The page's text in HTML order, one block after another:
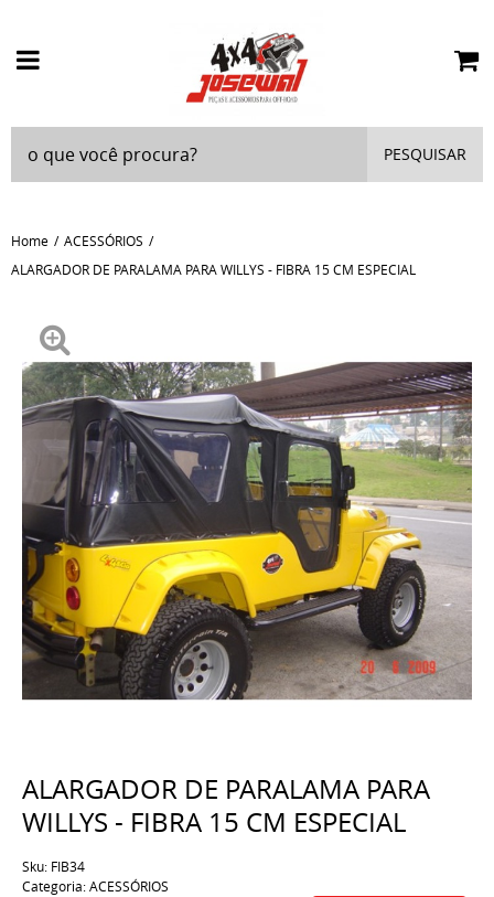
PESQUISAR
Home
ACESSÓRIOS
ALARGADOR DE PARALAMA PARA WILLYS - FIBRA 15 CM ESPECIAL
ALARGADOR DE PARALAMA PARA
WILLYS - FIBRA 15 CM ESPECIAL
Sku: FIB34
Categoria:ACESSÓRIOS